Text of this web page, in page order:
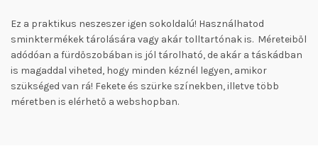
Ez a praktikus neszeszer igen sokoldalú! Használhatod
sminktermékek tárolására vagy akár tolltartónak is. Méreteiből
adódóan a fürdőszobában is jól tárolható, de akár a táskádban
is magaddal viheted, hogy minden kéznél legyen, amikor
szükséged van rá! Fekete és szürke színekben, illetve több
méretben is elérhető a webshopban.